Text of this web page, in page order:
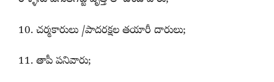
10. చర్మకారులు /పాదరక్షల తయారీ దారులు;
11. తాపీ పనివారు;